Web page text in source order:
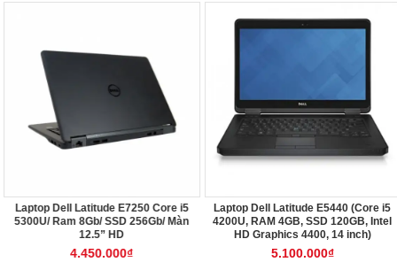
Laptop Dell Latitude E7250 Core i5
5300U/ Ram 8Gb/ SSD 256Gb/ Màn
12.5” HD
4.450.000₫
Laptop Dell Latitude E5440 (Core i5
4200U, RAM 4GB, SSD 120GB, Intel
HD Graphics 4400, 14 inch)
5.100.000₫